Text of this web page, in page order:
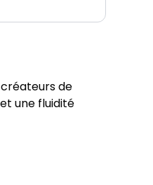
de
une fluidité